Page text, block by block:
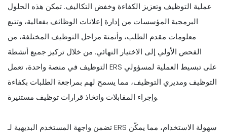
عملية التوظيف وتعزيز الكفاءة وخفض التكاليف. تمكن هذه الحلول
البرمجية المؤسسات من إدارة إعلانات الوظائف بفعالية، وتتبع
معلومات مقدم الطلب، وأتمتة مراحل التوظيف المختلفة، من
الفحص الأولي إلى الاختيار النهائي. من خلال تركيز جميع أنشطة
التوظيف في منصة واحدة، تعمل ERS على تبسيط العملية لمسؤولي
التوظيف ومديري التوظيف، مما يسمح لهم بمراجعة الطلبات بكفاءة
وإجراء المقابلات واتخاذ قرارات توظيف مستنيرة.
تضمن واجهة المستخدم البديهية لـ ERS سهولة الاستخدام، مما يمكّن